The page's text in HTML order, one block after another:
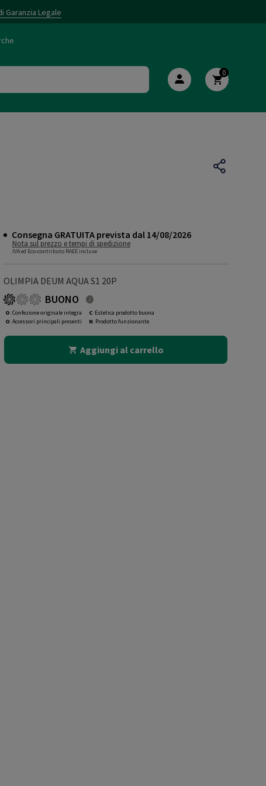
Garanzia Legale
0
Consegna GRATUITA prevista dal 14/08/2026
Nota sul prezzo e tempi di spedizione
IVA ed Eco-contributo RAEE incluse
OLIMPIA DEUM AQUA S1 20P
BUONO
O: Confezione originale integra
O: Accessori principali presenti
C: Estetica prodotto buona
N: Prodotto funzionante
Aggiungi al carrello